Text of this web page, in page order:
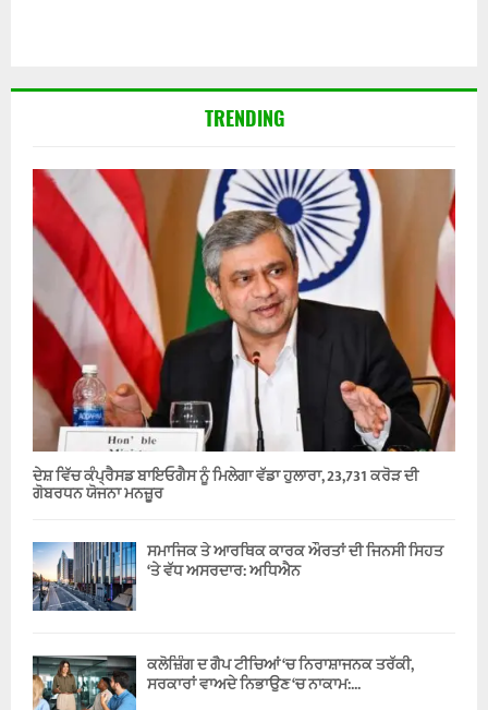
TRENDING
ਦੇਸ਼ ਵਿੱਚ ਕੰਪ੍ਰੈਸਡ ਬਾਇਓਗੈਸ ਨੂੰ ਮਿਲੇਗਾ ਵੱਡਾ ਹੁਲਾਰਾ, 23,731 ਕਰੋੜ ਦੀ
ਗੋਬਰਧਨ ਯੋਜਨਾ ਮਨਜ਼ੂਰ
ਸਮਾਜਿਕ ਤੇ ਆਰਥਿਕ ਕਾਰਕ ਔਰਤਾਂ ਦੀ ਜਿਨਸੀ ਸਿਹਤ
‘ਤੇ ਵੱਧ ਅਸਰਦਾਰ: ਅਧਿਐਨ
ਕਲੋਜ਼ਿੰਗ ਦ ਗੈਪ ਟੀਚਿਆਂ ‘ਚ ਨਿਰਾਸ਼ਾਜਨਕ ਤਰੱਕੀ,
ਸਰਕਾਰਾਂ ਵਾਅਦੇ ਨਿਭਾਉਣ ‘ਚ ਨਾਕਾਮ:...